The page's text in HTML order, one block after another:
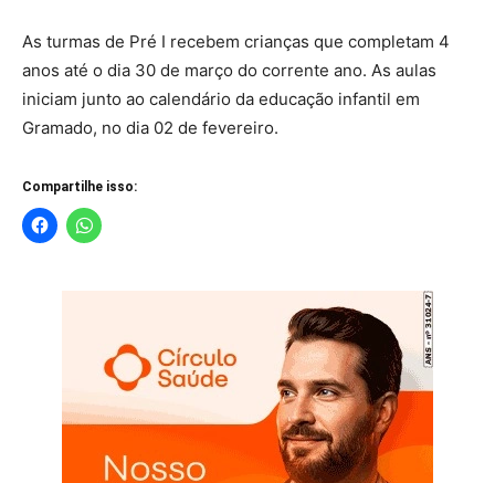
As turmas de Pré I recebem crianças que completam 4
anos até o dia 30 de março do corrente ano. As aulas
iniciam junto ao calendário da educação infantil em
Gramado, no dia 02 de fevereiro.
Compartilhe isso: